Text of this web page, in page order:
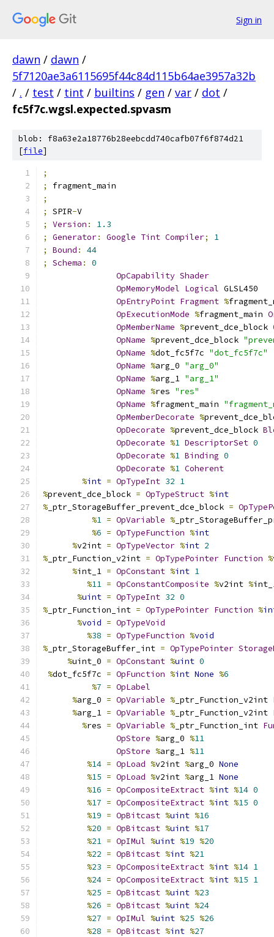
Sign in
dawn / dawn /
5f7120ae3a6115695f44c84d115b64ae3957a32b
/ . / test / tint / builtins / gen / var / dot /
fc5f7c.wgsl.expected.spvasm
blob: f8a63e2a18776b28eebcdd740cafb07f6f874d21
[file]
;
;
fragment_main
;
;
SPIR-V
;
Version :
1.3
;
Generator: Google Tint Compiler;
1
;
Bound :
44
;
Schema :
0
OpCapability Shader
OpMemoryModel Logical GLSL450
OpEntryPoint Fragment %
OpExecutionMode %fragment_main
OpMemberName %prevent_dce_block
OpName %prevent_dce_block
OpName %dot_fc5f7c "dot_fc5f7c"
OpName %arg_0 "arg_0"
OpName %arg_1 "arg_1"
OpName %res "res"
OpName %fragment_main
OpMemberDecorate %
OpDecorate %prevent_dce_block
OpDecorate %1 DescriptorSet 0
OpDecorate %1 Binding 0
OpDecorate %1 Coherent
%int = OpTypeInt 32 1
%prevent_dce_block = OpTypeStruct %int
% _ptr_StorageBuffer_prevent_dce_block =
%1 = OpVariable %
%6 = OpTypeFunction %int
%v2int = OpTypeVector %int 2
% _ptr_Function_v2int = OpTypePointer Function %
%int_1 = OpConstant %int 1
%11 = OpConstantComposite %v2int %
%uint = OpTypeInt 32 0
% _ptr_Function_int = OpTypePointer Function %
%void = OpTypeVoid
%38 = OpTypeFunction %void
% _ptr_StorageBuffer_int = OpTypePointer
%uint_0 = OpConstant %uint 0
%dot_fc5f7c = OpFunction %int None %6
%7 = OpLabel
%arg_0 = OpVariable % _ptr_Function_v2int
%arg_1 = OpVariable % _ptr_Function_v2int
%res = OpVariable % _ptr_Function_int
OpStore %arg_0 %11
OpStore %arg_1 %11
%14 = OpLoad %v2int %arg_0 None
%15 = OpLoad %v2int %arg_1 None
%16 = OpCompositeExtract %int %14 0
%17 = OpCompositeExtract %int %15 0
%19 = OpBitcast %uint %16
%20 = OpBitcast %uint %17
%21 = OpIMul %uint %19 %20
%22 = OpBitcast %int %21
%23 = OpCompositeExtract %int %14 1
%24 = OpCompositeExtract %int %15 1
%25 = OpBitcast %uint %23
%26 = OpBitcast %uint %24
%27 = OpIMul %uint %25 %26
%28 = OpBitcast %int %27